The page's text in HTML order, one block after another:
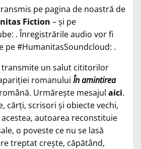
pe pagina de noastră de
Fiction – și pe
. Înregistrările audio vor fi
pe #HumanitasSoundcloud: .
transmite un salut cititorilor
romanului În amintirea
Urmărește mesajul aici.
cărți, scrisori și obiecte vechi,
autoarea reconstituie
o poveste ce nu se lasă
treptat crește, căpătând,